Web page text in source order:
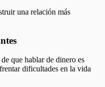
una relación más
que hablar de dinero es
dificultades en la vida